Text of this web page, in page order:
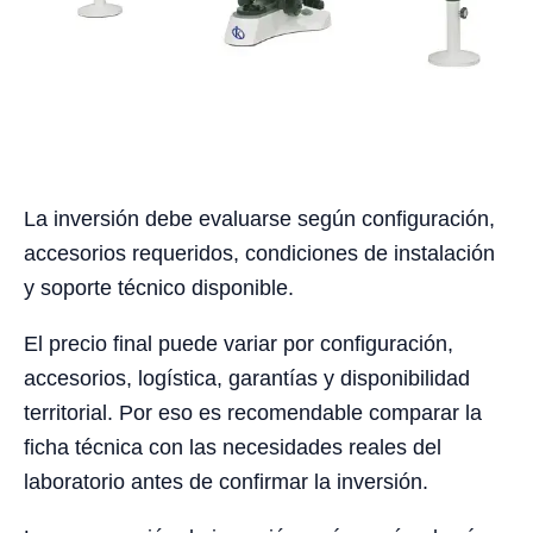
La inversión debe evaluarse según configuración,
accesorios requeridos, condiciones de instalación
y soporte técnico disponible.
El precio final puede variar por configuración,
accesorios, logística, garantías y disponibilidad
territorial. Por eso es recomendable comparar la
ficha técnica con las necesidades reales del
laboratorio antes de confirmar la inversión.